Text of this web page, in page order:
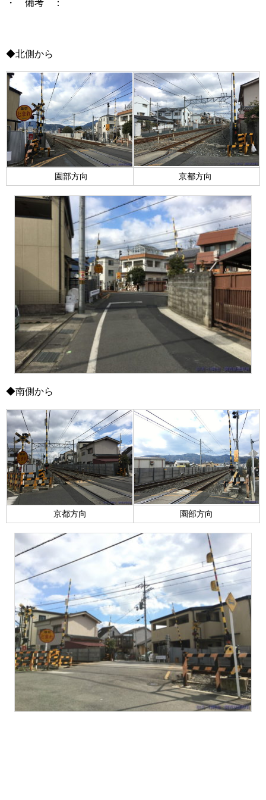
・ 備考 ：
◆北側から
園部方向 京都方向
◆南側から
京都方向 園部方向